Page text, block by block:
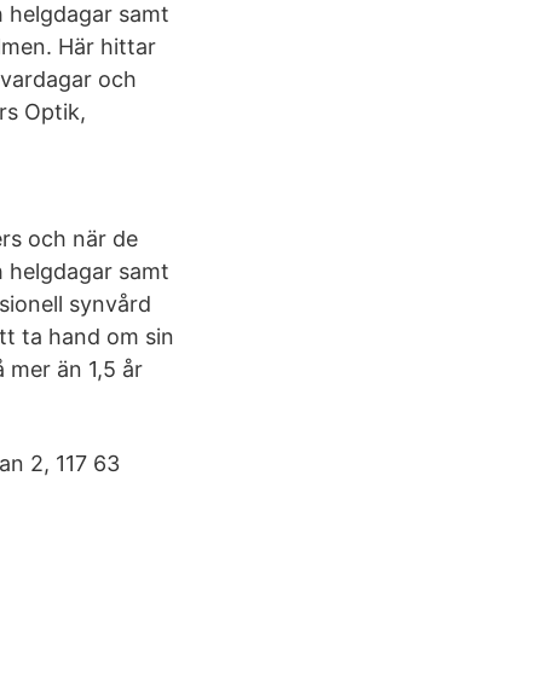
helgdagar samt
Här hittar
och
Optik,
och när de
helgdagar samt
synvård
ta hand om sin
än 1,5 år
2, 117 63